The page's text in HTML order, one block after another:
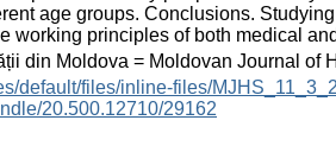
age groups. Conclusions.
working principles of both medical
din Moldova = Moldovan Journal of
default/files/inline-files/
20.500.12710/29162